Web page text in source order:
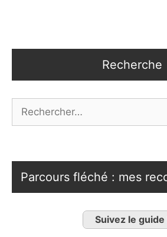
Recherche
Parcours fléché : mes
Suivez le guide